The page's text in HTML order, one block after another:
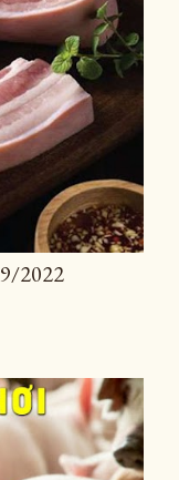
2022